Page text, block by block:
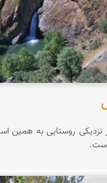
روستایی به همین
است.